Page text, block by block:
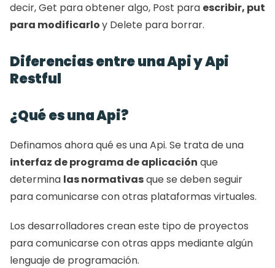
decir, Get para obtener algo, Post para escribir, put
para modificarlo y Delete para borrar.
Diferencias entre una Api y Api
Restful
¿Qué es una Api?
Definamos ahora qué es una Api. Se trata de una
interfaz de programa de aplicación que
determina las normativas que se deben seguir
para comunicarse con otras plataformas virtuales.
Los desarrolladores crean este tipo de proyectos
para comunicarse con otras apps mediante algún
lenguaje de programación.